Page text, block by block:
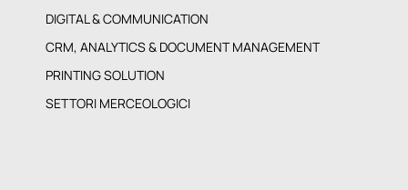
DIGITAL & COMMUNICATION
CRM, ANALYTICS & DOCUMENT MANAGEMENT
PRINTING SOLUTION
SETTORI MERCEOLOGICI